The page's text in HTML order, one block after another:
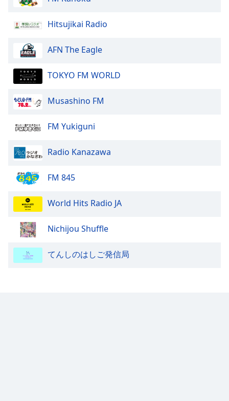
Hitsujikai Radio
AFN The Eagle
TOKYO FM WORLD
Musashino FM
FM Yukiguni
Radio Kanazawa
FM 845
World Hits Radio JA
Nichijou Shuffle
てんしのはしご発信局